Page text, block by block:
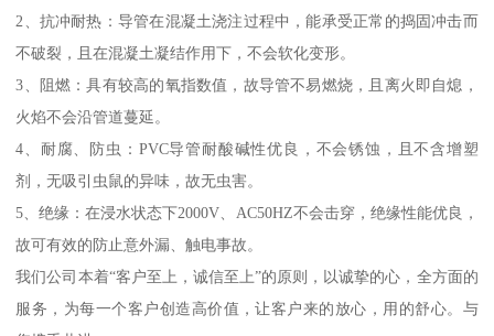
2、抗冲耐热：导管在混凝土浇注过程中，能承受正常的捣固冲击而
不破裂，且在混凝土凝结作用下，不会软化变形。
3、阻燃：具有较高的氧指数值，故导管不易燃烧，且离火即自熄，
火焰不会沿管道蔓延。
4、耐腐、防虫：PVC导管耐酸碱性优良，不会锈蚀，且不含增塑
剂，无吸引虫鼠的异味，故无虫害。
5、绝缘：在浸水状态下2000V、AC50HZ不会击穿，绝缘性能优良，
故可有效的防止意外漏、触电事故。
我们公司本着“客户至上，诚信至上”的原则，以诚挚的心，全方面的
服务，为每一个客户创造高价值，让客户来的放心，用的舒心。与